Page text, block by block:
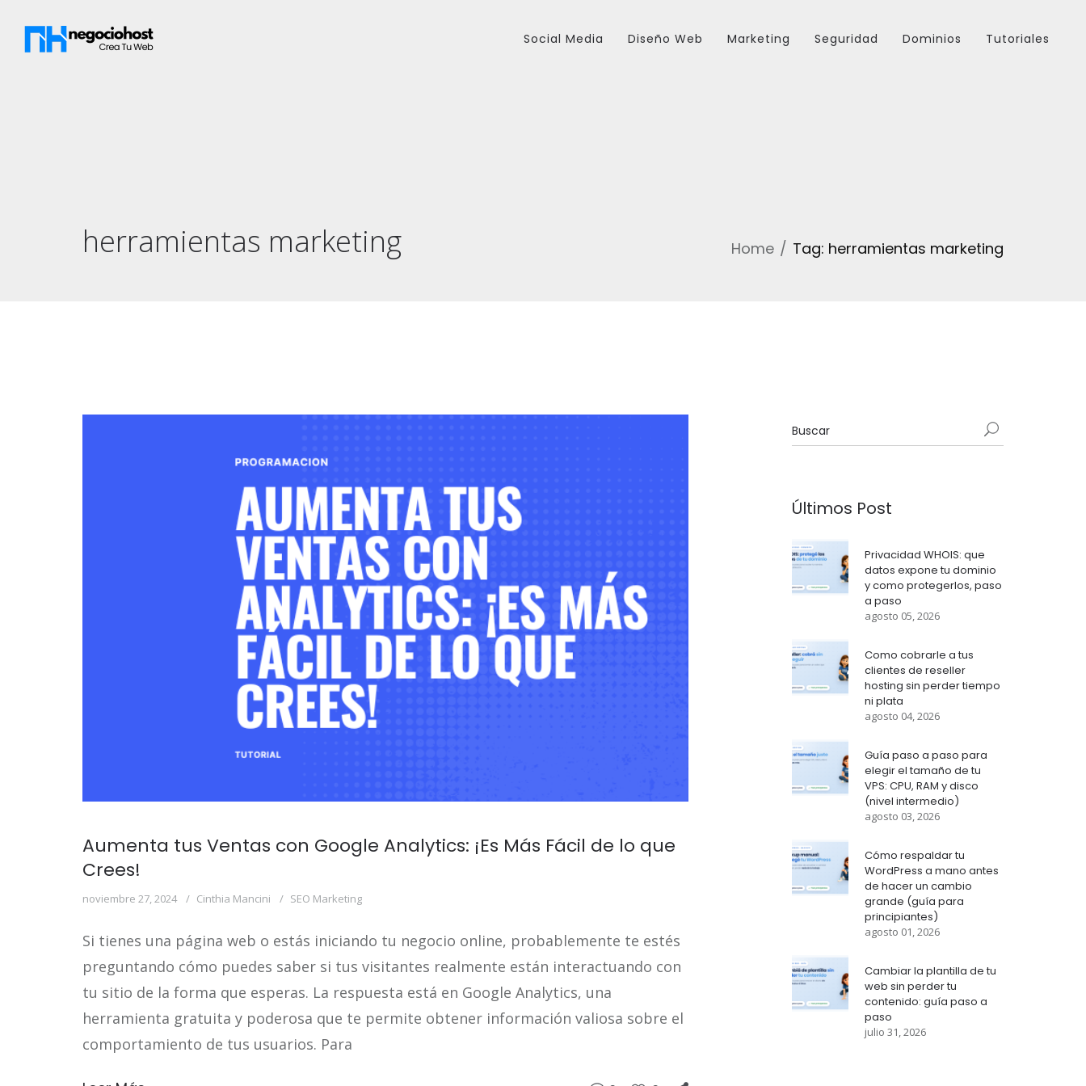
Social Media Diseño Web Marketing Seguridad Dominios Tutoriales
herramientas marketing Home Tag: herramientas marketing
Aumenta tus Ventas con Google Analytics: ¡Es Más Fácil de lo que
Crees!
noviembre 27, 2024 Cinthia Mancini SEO Marketing
Si tienes una página web o estás iniciando tu negocio online, probablemente te estés
preguntando cómo puedes saber si tus visitantes realmente están interactuando con
tu sitio de la forma que esperas. La respuesta está en Google Analytics, una
herramienta gratuita y poderosa que te permite obtener información valiosa sobre el
comportamiento de tus usuarios. Para
Últimos Post
Privacidad WHOIS: que
datos expone tu dominio
y como protegerlos, paso
a paso
agosto 05, 2026
Como cobrarle a tus
clientes de reseller
hosting sin perder tiempo
ni plata
agosto 04, 2026
Guía paso a paso para
elegir el tamaño de tu
VPS: CPU, RAM y disco
(nivel intermedio)
agosto 03, 2026
Cómo respaldar tu
WordPress a mano antes
de hacer un cambio
grande (guía para
principiantes)
agosto 01, 2026
Cambiar la plantilla de tu
web sin perder tu
contenido: guía paso a
paso
julio 31, 2026